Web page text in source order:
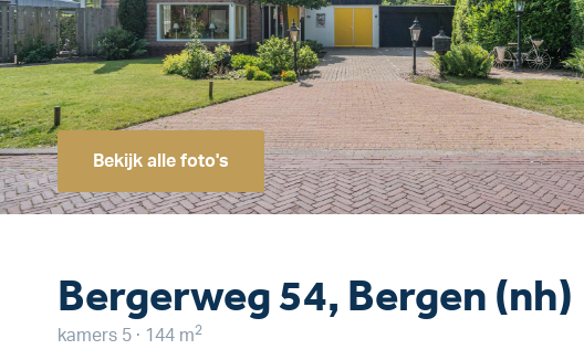
Bekijk alle foto's
Bergerweg 54, Bergen (nh)
kamers 5 · 144 m2